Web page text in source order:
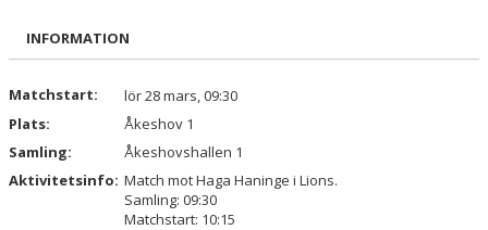
KONTAKT
INFORMATION
Matchstart:
lör 28 mars, 09:30
Plats:
Åkeshov 1
Samling:
Åkeshovshallen 1
Aktivitetsinfo: Match mot Haga Haninge i Lions.
Samling: 09:30
Matchstart: 10:15